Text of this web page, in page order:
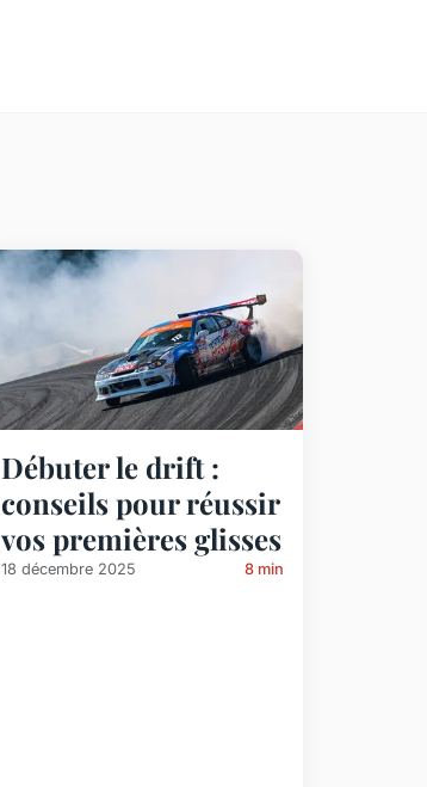
Débuter le drift :
conseils pour réussir
vos premières glisses
18 décembre 2025 8 min